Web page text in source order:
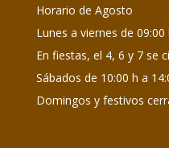
Horario de Agosto
Lunes a viernes de 09:00
En fiestas, el 4, 6 y 7 se
Sábados de 10:00 h a
Domingos y festivos